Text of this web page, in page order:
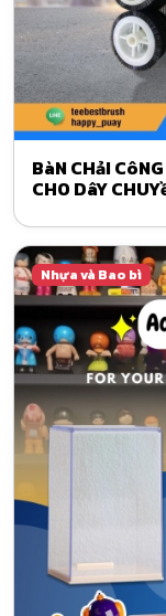
BàN CHảI
CHO DâY
Nhựa và Bao bì